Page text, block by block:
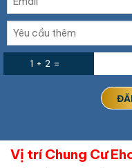
1 + 2 =
Vị trí Chung Cư